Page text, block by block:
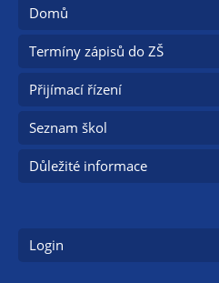
Domů
Termíny zápisů do ZŠ
Přijímací řízení
Seznam škol
Důležité informace
Login